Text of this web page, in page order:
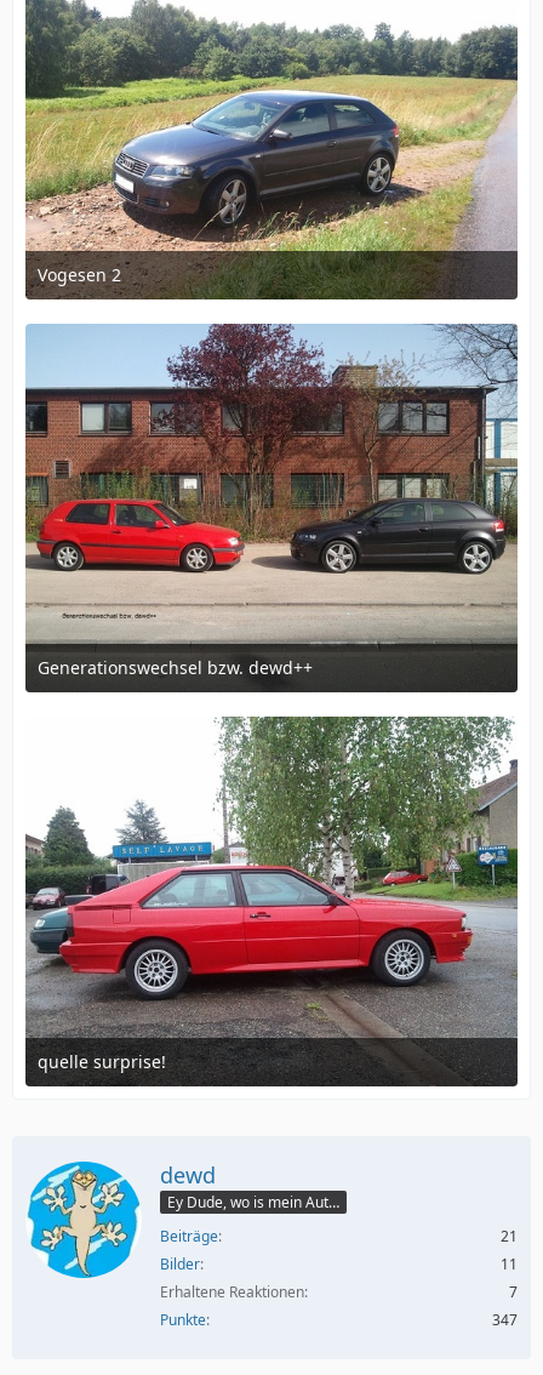
Vogesen 2
4. Oktober 2011 um 20:36
1
Generationswechsel bzw. dewd++
4. Oktober 2011 um 20:53
quelle surprise!
4. Oktober 2011 um 21:46
dewd
Ey Dude, wo is mein Auto?
Beiträge
21
Bilder
11
Erhaltene Reaktionen
7
Punkte
347